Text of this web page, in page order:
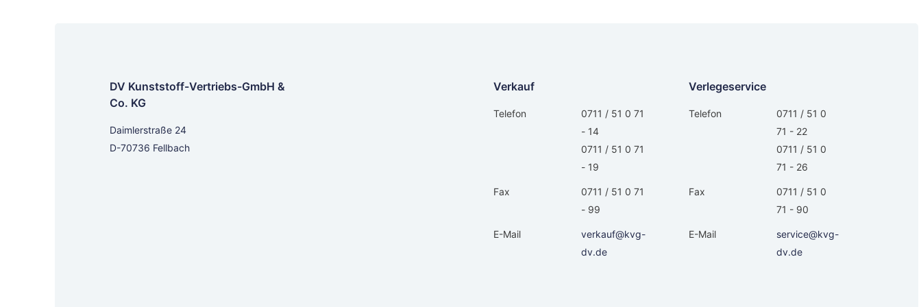
DV Kunststoff-Vertriebs-GmbH &
Co. KG
Daimlerstraße 24
D-70736 Fellbach
Verkauf
Telefon
0711 / 51 0 71
- 14
0711 / 51 0 71
- 19
Fax
0711 / 51 0 71
- 99
E-Mail
verkauf@kvg-
dv.de
Verlegeservice
Telefon
0711 / 51 0
71 - 22
0711 / 51 0
71 - 26
Fax
0711 / 51 0
71 - 90
E-Mail
service@kvg-
dv.de